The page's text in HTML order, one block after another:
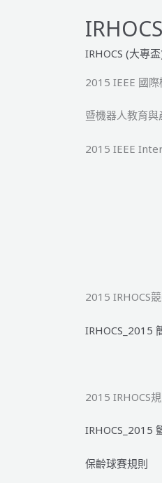
車
B
組
板
示
IRHOCS (大專
2015 IEEE 國
暨機器人教育
2015 IEEE
2015 IRHOCS
IRHOCS_2015
2015 IRHOCS
IRHOCS_2015
保齡球賽規則